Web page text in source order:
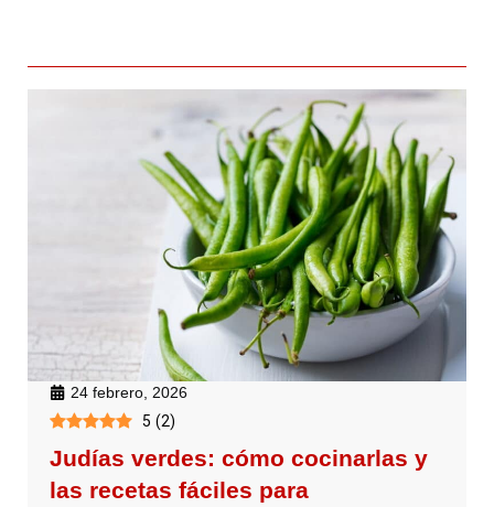
24 febrero, 2026
5 (2)
Judías verdes: cómo cocinarlas y
las recetas fáciles para